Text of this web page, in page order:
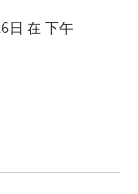
日 在 下午